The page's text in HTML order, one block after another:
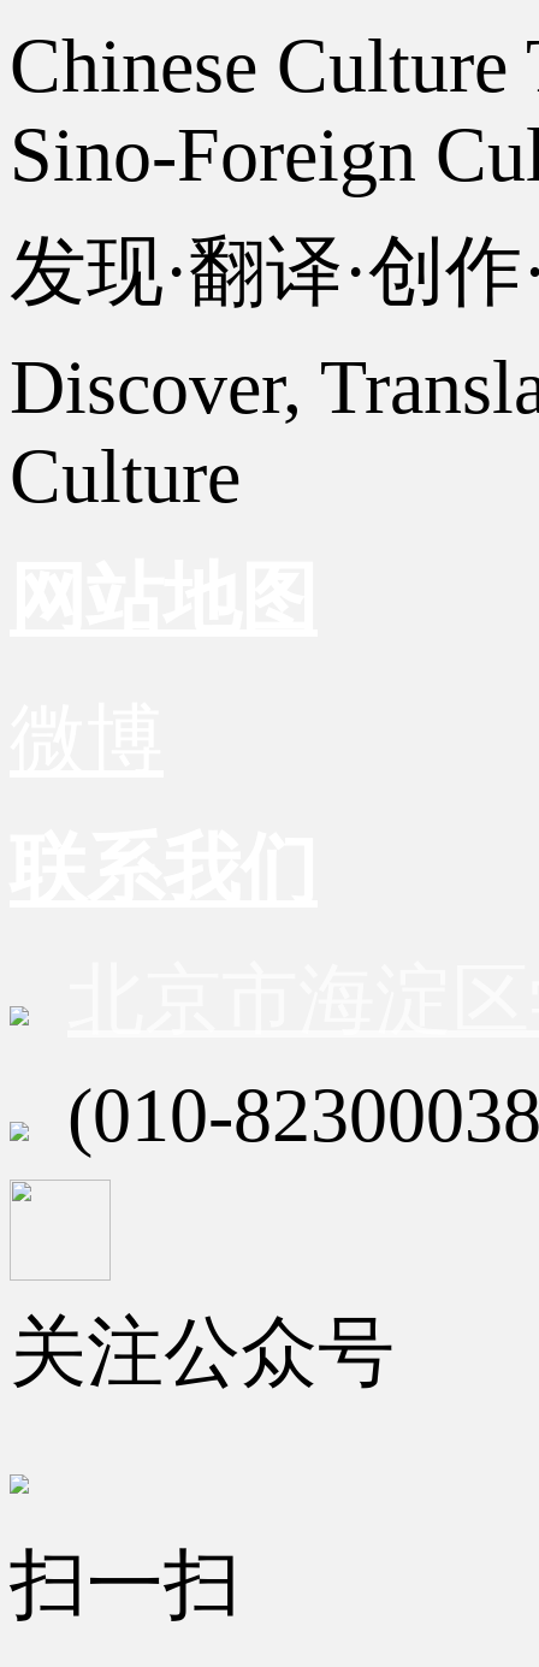
Chinese
Sino-Foreign
发现·翻译·创
Discover,
Culture
(010-
关注公众号
扫一扫